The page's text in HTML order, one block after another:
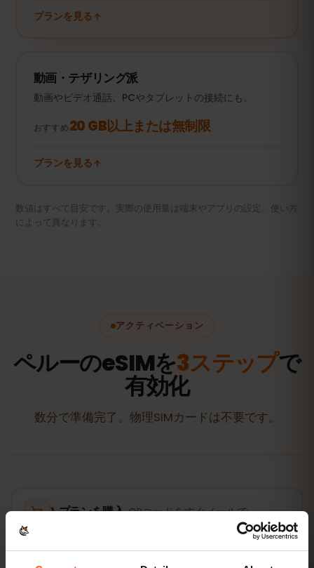
プランを見る
動画・テザリング派
動画やビデオ通話、PCやタブレットの接続にも。
おすすめ20 GB以上または無制限
プランを見る
数値はすべて目安です。実際の使用量は端末やアプリの設定、使い方
によって異なります。
アクティベーション
ペルーのeSIMを3ステップで
有効化
数分で準備完了。物理SIMカードは不要です。
プランを購入 QRコードをすぐメールで
eSIMをインストール 自宅のWi‑FiでQRコードを